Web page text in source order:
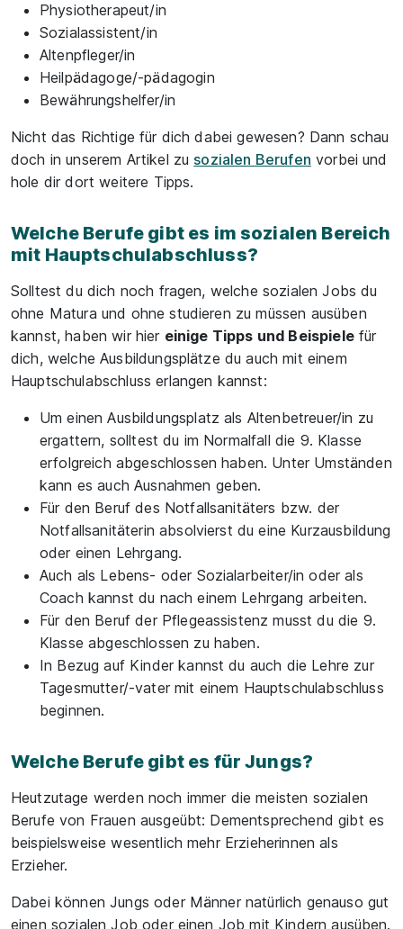
Physiotherapeut/in
Sozialassistent/in
Altenpfleger/in
Heilpädagoge/-pädagogin
Bewährungshelfer/in
Nicht das Richtige für dich dabei gewesen? Dann schau
doch in unserem Artikel zu sozialen Berufen vorbei und
hole dir dort weitere Tipps.
Welche Berufe gibt es im sozialen Bereich
mit Hauptschulabschluss?
Solltest du dich noch fragen, welche sozialen Jobs du
ohne Matura und ohne studieren zu müssen ausüben
kannst, haben wir hier einige Tipps und Beispielefür
dich, welche Ausbildungsplätze du auch mit einem
Hauptschulabschluss erlangen kannst:
Um einen Ausbildungsplatz als Altenbetreuer/in zu
ergattern, solltest du im Normalfall die 9. Klasse
erfolgreich abgeschlossen haben. Unter Umständen
kann es auch Ausnahmen geben.
Für den Beruf des Notfallsanitäters bzw. der
Notfallsanitäterin absolvierst du eine Kurzausbildung
oder einen Lehrgang.
Auch als Lebens- oder Sozialarbeiter/in oder als
Coach kannst du nach einem Lehrgang arbeiten.
Für den Beruf der Pflegeassistenz musst du die 9.
Klasse abgeschlossen zu haben.
In Bezug auf Kinder kannst du auch die Lehre zur
Tagesmutter/-vater mit einem Hauptschulabschluss
beginnen.
Welche Berufe gibt es für Jungs?
Heutzutage werden noch immer die meisten sozialen
Berufe von Frauen ausgeübt: Dementsprechend gibt es
beispielsweise wesentlich mehr Erzieherinnen als
Erzieher.
Dabei können Jungs oder Männer natürlich genauso gut
einen sozialen Job oder einen Job mit Kindern ausüben.